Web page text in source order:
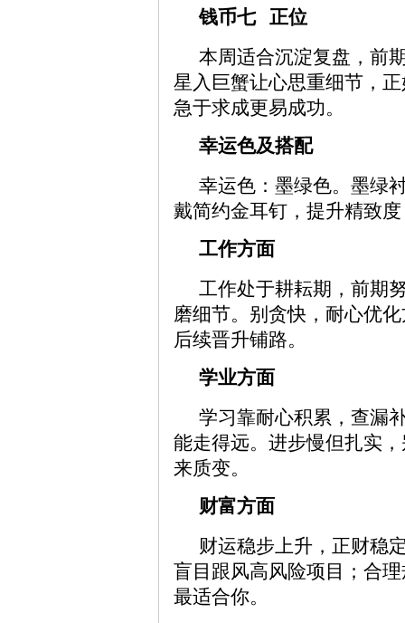
钱币七 正位
本周适合沉淀复盘，前
星入巨蟹让心思重细节，
急于求成更易成功。
幸运色及搭配
幸运色：墨绿色。墨绿
戴简约金耳钉，提升精致
工作方面
工作处于耕耘期，前期
磨细节。别贪快，耐心优
后续晋升铺路。
学业方面
学习靠耐心积累，查漏
能走得远。进步慢但扎实
来质变。
财富方面
财运稳步上升，正财稳
盲目跟风高风险项目；合
最适合你。